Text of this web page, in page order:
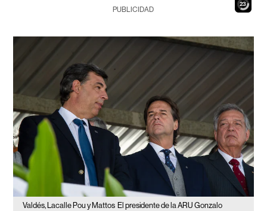
21
PUBLICIDAD
Valdés, Lacalle Pou y Mattos El presidente de la ARU Gonzalo